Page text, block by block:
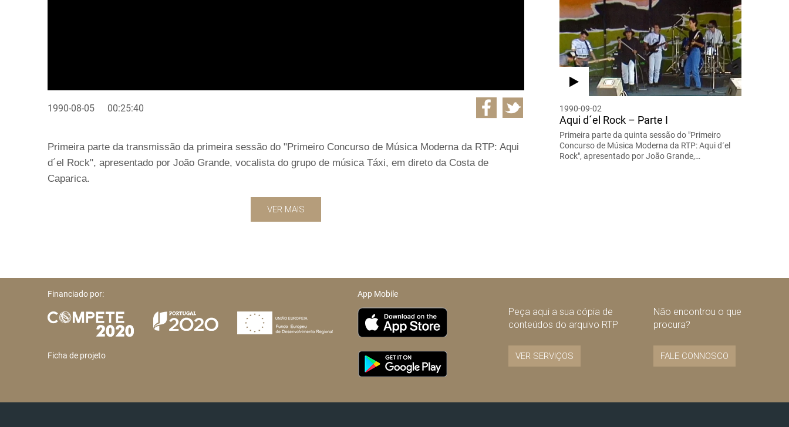
1990-08-05 00:25:40
Primeira parte da transmissão da primeira sessão do "Primeiro Concurso de Música Moderna da RTP: Aqui
d´el Rock", apresentado por João Grande, vocalista do grupo de música Táxi, em direto da Costa de
Caparica.
VER MAIS
1990-09-02
Aqui d´el Rock – Parte I
Primeira parte da quinta sessão do "Primeiro
Concurso de Música Moderna da RTP: Aqui d´el
Rock", apresentado por João Grande,…
Financiado por:
Ficha de projeto
App Mobile
Peça aqui a sua cópia de
conteúdos do arquivo RTP
VER SERVIÇOS
Não encontrou o que
procura?
FALE CONNOSCO